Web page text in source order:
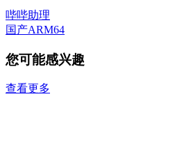
哔哔助理
国产ARM64
您可能感兴趣
查看更多